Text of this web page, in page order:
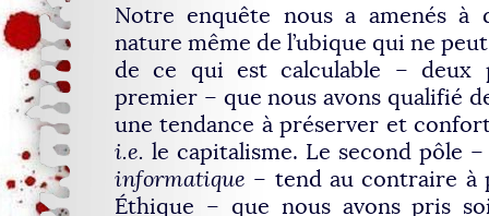
Notre enquête nous a amenés à
nature même de l’ubique qui ne
de ce qui est calculable – deux
premier – que nous avons qualifié
une tendance à préserver et
i.e. le capitalisme. Le second pôle
informatique – tend au contraire à
Éthique – que nous avons pris